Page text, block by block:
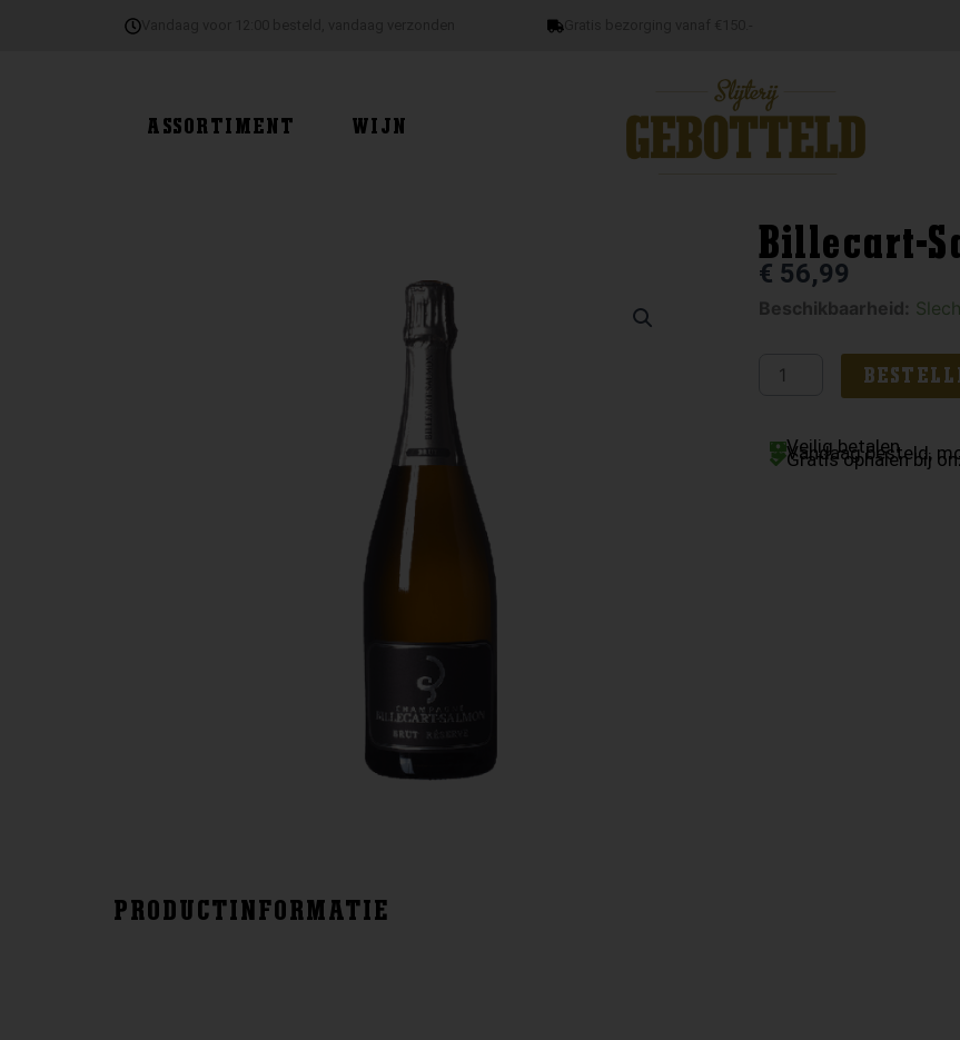
ASSORTIMENT WIJN
Billecart-
€ 56,99
Beschikbaarheid:
Billecart-
Brut
Veilig betalen
Vandaag besteld,
Gratis ophalen bij
PRODUCTINFORMATIE